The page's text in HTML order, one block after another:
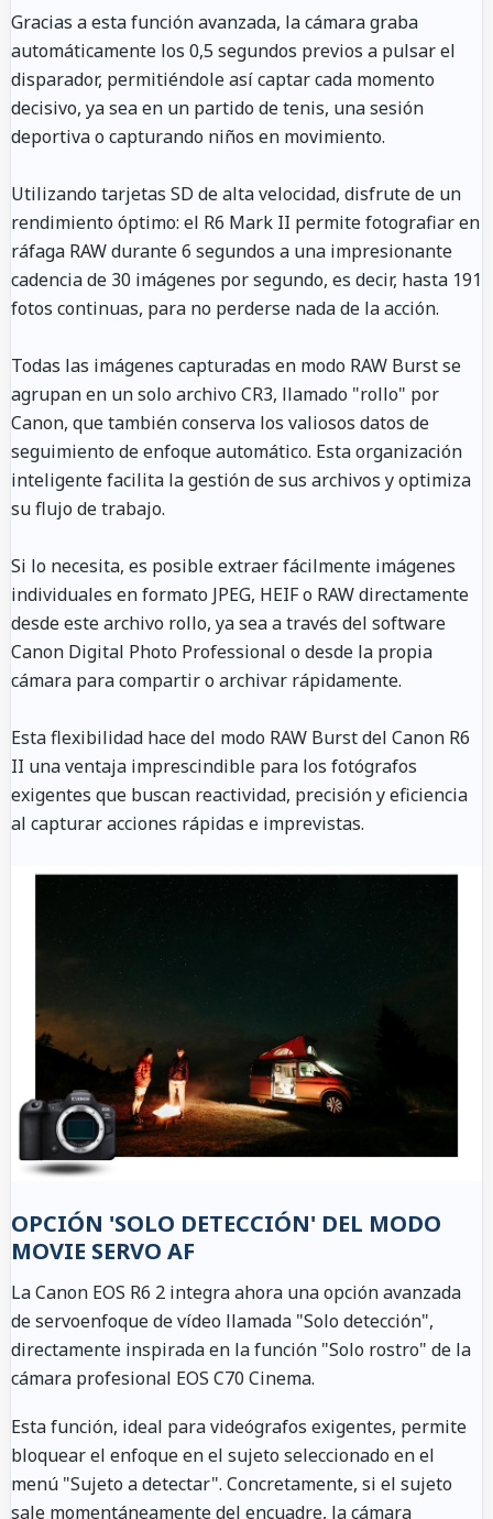
Gracias a esta función avanzada, la cámara graba
automáticamente los 0,5 segundos previos a pulsar el
disparador, permitiéndole así captar cada momento
decisivo, ya sea en un partido de tenis, una sesión
deportiva o capturando niños en movimiento.
Utilizando tarjetas SD de alta velocidad, disfrute de un
rendimiento óptimo: el R6 Mark II permite fotografiar en
ráfaga RAW durante 6 segundos a una impresionante
cadencia de 30 imágenes por segundo, es decir, hasta 191
fotos continuas, para no perderse nada de la acción.
Todas las imágenes capturadas en modo RAW Burst se
agrupan en un solo archivo CR3, llamado "rollo" por
Canon, que también conserva los valiosos datos de
seguimiento de enfoque automático. Esta organización
inteligente facilita la gestión de sus archivos y optimiza
su flujo de trabajo.
Si lo necesita, es posible extraer fácilmente imágenes
individuales en formato JPEG, HEIF o RAW directamente
desde este archivo rollo, ya sea a través del software
Canon Digital Photo Professional o desde la propia
cámara para compartir o archivar rápidamente.
Esta flexibilidad hace del modo RAW Burst del Canon R6
II una ventaja imprescindible para los fotógrafos
exigentes que buscan reactividad, precisión y eficiencia
al capturar acciones rápidas e imprevistas.
OPCIÓN 'SOLO DETECCIÓN' DEL MODO
MOVIE SERVO AF
La Canon EOS R6 2 integra ahora una opción avanzada
de servoenfoque de vídeo llamada "Solo detección",
directamente inspirada en la función "Solo rostro" de la
cámara profesional EOS C70 Cinema.
Esta función, ideal para videógrafos exigentes, permite
bloquear el enfoque en el sujeto seleccionado en el
menú "Sujeto a detectar". Concretamente, si el sujeto
sale momentáneamente del encuadre, la cámara